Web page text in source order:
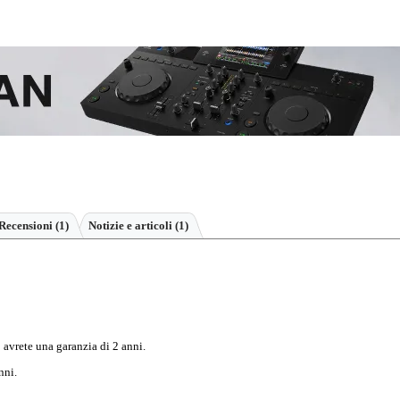
(1) Notizie e articoli (1)
una garanzia di 2 anni.